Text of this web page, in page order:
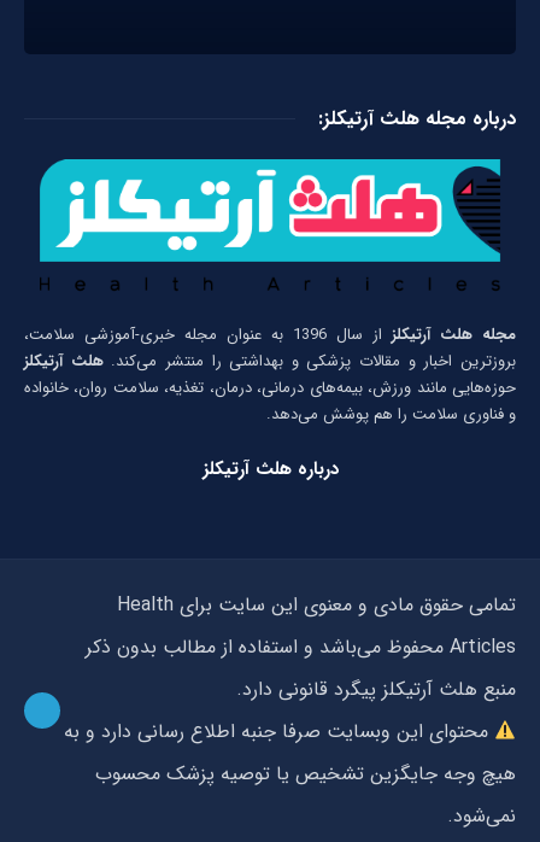
درباره مجله هلث آرتیکلز:
مجله هلث آرتیکلز
از سال 1396 به عنوان مجله خبری-آموزشی سلامت،
بروزترین اخبار و مقالات پزشکی و بهداشتی را منتشر می‌کند.هلث آرتیکلز
حوزه‌هایی مانند ورزش، بیمه‌های درمانی، درمان، تغذیه، سلامت روان، خانواده
و فناوری سلامت را هم پوشش می‌دهد.
درباره هلث آرتیکلز
تمامی حقوق مادی و معنوی این سایت برای Health
Articles محفوظ می‌باشد و استفاده از مطالب بدون ذکر
منبع هلث آرتیکلز پیگرد قانونی دارد.
محتوای این وبسایت صرفا جنبه اطلاع رسانی دارد و به
هیچ وجه جایگزین تشخیص یا توصیه پزشک محسوب
نمی‌شود.